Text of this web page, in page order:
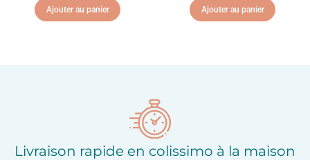
Ajouter au panier Ajouter au panier
Livraison rapide en colissimo à la maison